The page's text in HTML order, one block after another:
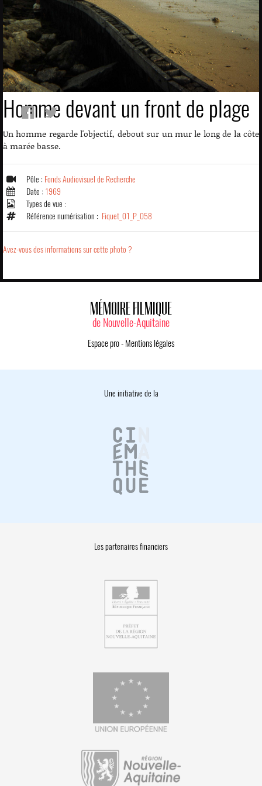
Homme devant un front de plage
Un homme regarde l'objectif, debout sur un mur le long de la côte
à marée basse.
Pôle : Fonds Audiovisuel de Recherche
Date : 1969
Types de vue :
Référence numérisation : Fiquet_01_P_058
Avez-vous des informations sur cette photo ?
MÉMOIRE FILMIQUE
de Nouvelle-Aquitaine
Espace pro- Mentions légales
Une initiative de la
Les partenaires financiers